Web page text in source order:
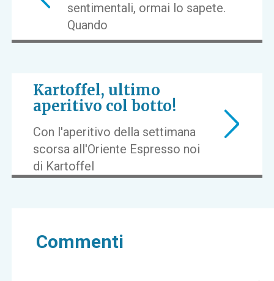
sentimentali, ormai lo sapete.
Quando
Kartoffel, ultimo
aperitivo col botto!
Con l'aperitivo della settimana
scorsa all'Oriente Espresso noi
di Kartoffel
Commenti